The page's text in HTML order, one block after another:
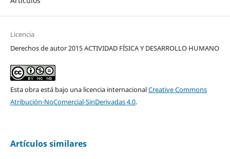
Licencia
Derechos de autor 2015 ACTIVIDAD FÍSICA Y DESARROLLO HUMANO
Esta obra está bajo una licencia internacionalCreative Commons
Atribución-NoComercial-SinDerivadas 4.0.
Artículos similares